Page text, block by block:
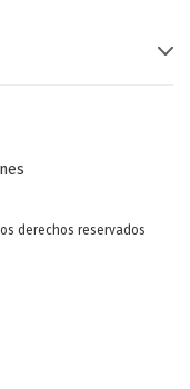
derechos reservados